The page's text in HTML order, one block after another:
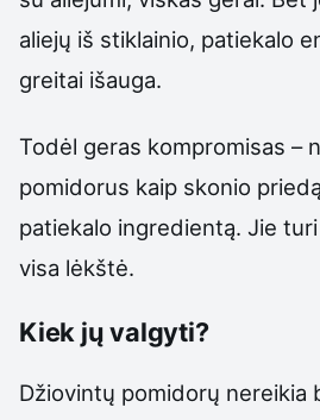
aliejų iš stiklainio, patiekalo
greitai išauga.
Todėl geras kompromisas –
pomidorus kaip skonio
patiekalo ingredientą. Jie
visa lėkštė.
Kiek jų valgyti?
Džiovintų pomidorų nereikia